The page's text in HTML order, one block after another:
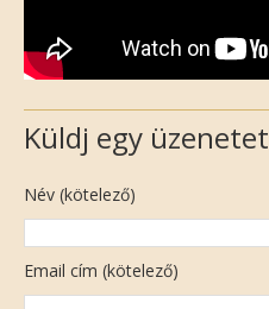
Küldj egy üzenetet
Név (kötelező)
Email cím (kötelező)